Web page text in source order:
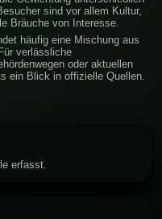
sind vor allem Kultur,
Bräuche von Interesse.
häufig eine Mischung aus
verlässliche
oder aktuellen
ein Blick in offizielle Quellen.
erfasst.